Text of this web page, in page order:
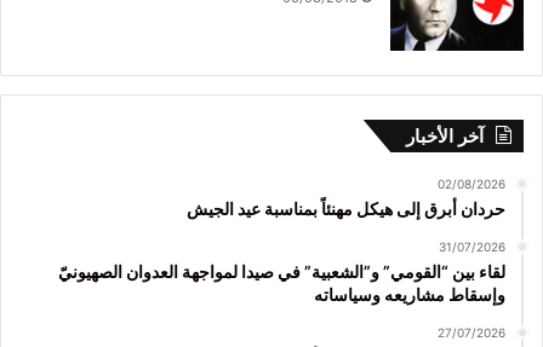
آخر الأخبار
02/08/2026
حردان أبرق إلى هيكل مهنئاً بمناسبة عيد الجيش
31/07/2026
لقاء بين “القومي” و”الشعبية” في صيدا لمواجهة العدوان الصهيونيّ
وإسقاط مشاريعه وسياساته
27/07/2026